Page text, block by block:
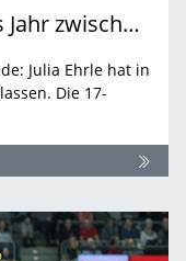
Julia Ehrle – Märchenhaftes Jahr zwischen Bahn, Berg und Gelände
Julia Ehrle hat in
Die 17-